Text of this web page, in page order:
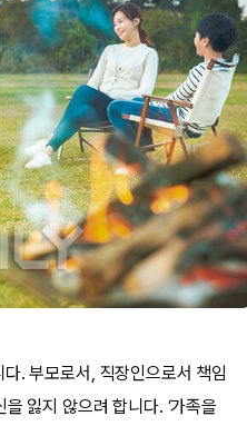
. 부모로서, 직장인으로서 책임
잃지 않으려 합니다. ‘가족을